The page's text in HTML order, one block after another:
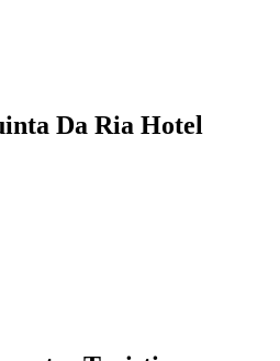
Da Ria Hotel